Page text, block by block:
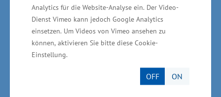
Analytics für die Website-Analyse ein. Der Video-
Dienst Vimeo kann jedoch Google Analytics
einsetzen. Um Videos von Vimeo ansehen zu
können, aktivieren Sie bitte diese Cookie-
Einstellung.
OFF ON
Beispiele innovativer Modelle aus
Mecklenburg-Vorpommern
Als Beispiel für ein innovatives Projekt nannte